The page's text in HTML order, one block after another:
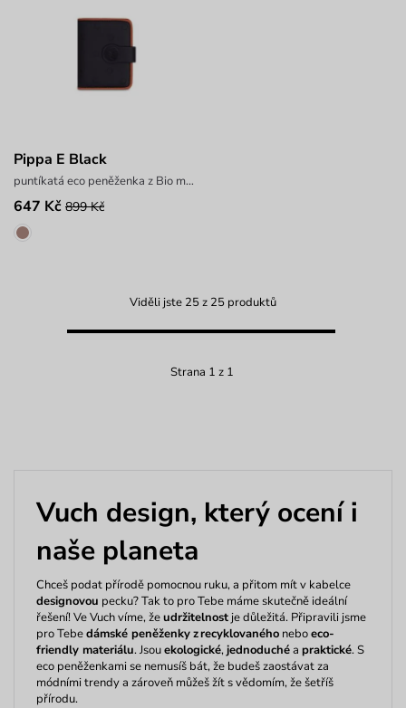
Pippa E Black
puntíkatá eco peněženka z Bio materiálu
647 Kč 899 Kč
Viděli jste 25 z 25 produktů
Strana 1 z 1
Vuch design, který ocení i
naše planeta
Chceš podat přírodě pomocnou ruku, a přitom mít v kabelce
designovou pecku?Tak to pro Tebe mámeskutečně ideální
řešení! VeVuchvíme, žeudržitelnostje důležitá. Připravili jsme
proTebedámské peněženkyz recyklovanéhoneboeco-
friendly materiálu. Jsouekologické,jednoduchéa praktické. S
eco peněženkami se nemusíš bát, že budeš zaostávat za
módními trendy a zároveň můžeš žít s vědomím, že šetříš
přírodu.